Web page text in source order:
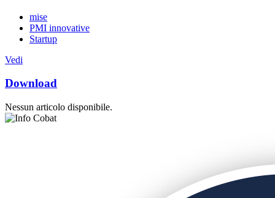
mise
PMI innovative
Startup
Vedi
Download
Nessun articolo disponibile.